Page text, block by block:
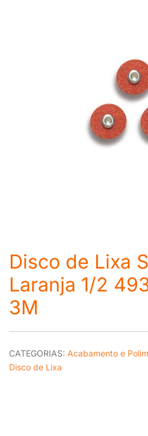
Disco de Lixa
Laranja 1/2
3M
CATEGORIAS: Acabamento e
Disco de Lixa